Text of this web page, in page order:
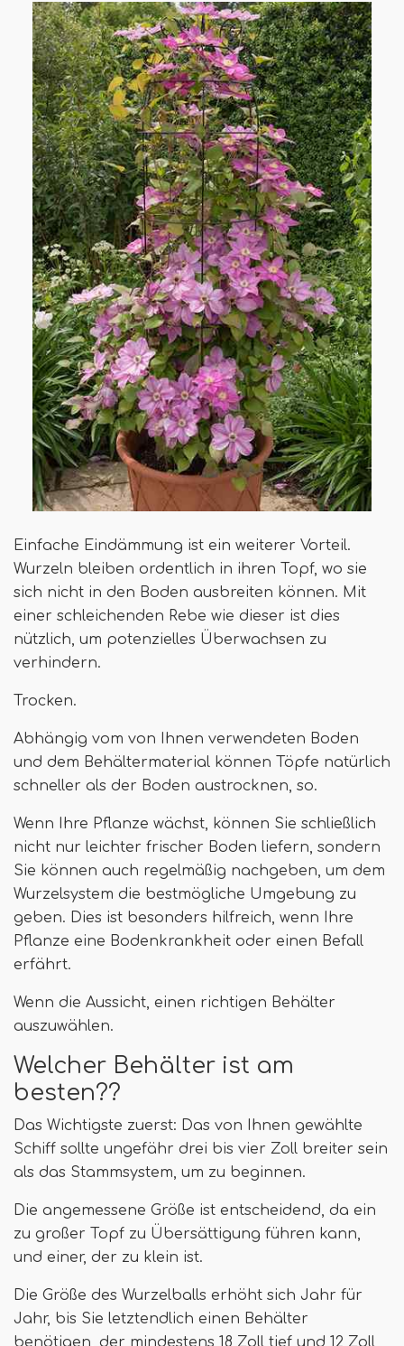
Einfache Eindämmung ist ein weiterer Vorteil.
Wurzeln bleiben ordentlich in ihren Topf, wo sie
sich nicht in den Boden ausbreiten können. Mit
einer schleichenden Rebe wie dieser ist dies
nützlich, um potenzielles Überwachsen zu
verhindern.
Trocken.
Abhängig vom von Ihnen verwendeten Boden
und dem Behältermaterial können Töpfe natürlich
schneller als der Boden austrocknen, so.
Wenn Ihre Pflanze wächst, können Sie schließlich
nicht nur leichter frischer Boden liefern, sondern
Sie können auch regelmäßig nachgeben, um dem
Wurzelsystem die bestmögliche Umgebung zu
geben. Dies ist besonders hilfreich, wenn Ihre
Pflanze eine Bodenkrankheit oder einen Befall
erfährt.
Wenn die Aussicht, einen richtigen Behälter
auszuwählen.
Welcher Behälter ist am
besten??
Das Wichtigste zuerst: Das von Ihnen gewählte
Schiff sollte ungefähr drei bis vier Zoll breiter sein
als das Stammsystem, um zu beginnen.
Die angemessene Größe ist entscheidend, da ein
zu großer Topf zu Übersättigung führen kann,
und einer, der zu klein ist.
Die Größe des Wurzelballs erhöht sich Jahr für
Jahr, bis Sie letztendlich einen Behälter
benötigen, der mindestens 18 Zoll tief und 12 Zoll